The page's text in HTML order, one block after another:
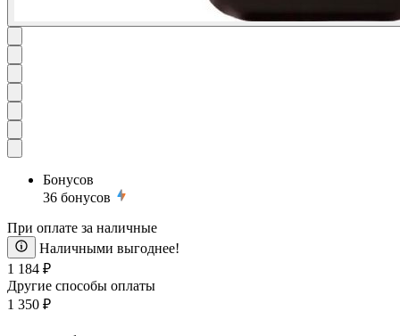
Бонусов
36 бонусов
При оплате за наличные
Наличными выгоднее!
1 184 ₽
Другие способы оплаты
1 350 ₽